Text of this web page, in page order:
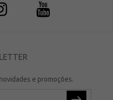
e promoções.